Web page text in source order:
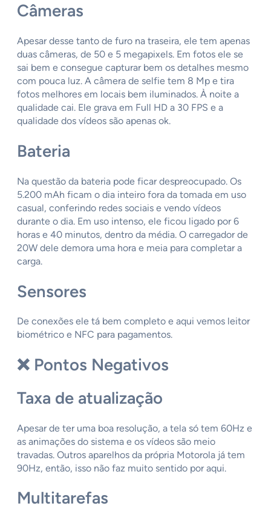
Câmeras
Apesar desse tanto de furo na traseira, ele tem apenas
duas câmeras, de 50 e 5 megapixels. Em fotos ele se
sai bem e consegue capturar bem os detalhes mesmo
com pouca luz. A câmera de selfie tem 8 Mp e tira
fotos melhores em locais bem iluminados. À noite a
qualidade cai. Ele grava em Full HD a 30 FPS e a
qualidade dos vídeos são apenas ok.
Bateria
Na questão da bateria pode ficar despreocupado. Os
5.200 mAh ficam o dia inteiro fora da tomada em uso
casual, conferindo redes sociais e vendo vídeos
durante o dia. Em uso intenso, ele ficou ligado por 6
horas e 40 minutos, dentro da média. O carregador de
20W dele demora uma hora e meia para completar a
carga.
Sensores
De conexões ele tá bem completo e aqui vemos leitor
biométrico e NFC para pagamentos.
❌ Pontos Negativos
Taxa de atualização
Apesar de ter uma boa resolução, a tela só tem 60Hz e
as animações do sistema e os vídeos são meio
travadas. Outros aparelhos da própria Motorola já tem
90Hz, então, isso não faz muito sentido por aqui.
Multitarefas